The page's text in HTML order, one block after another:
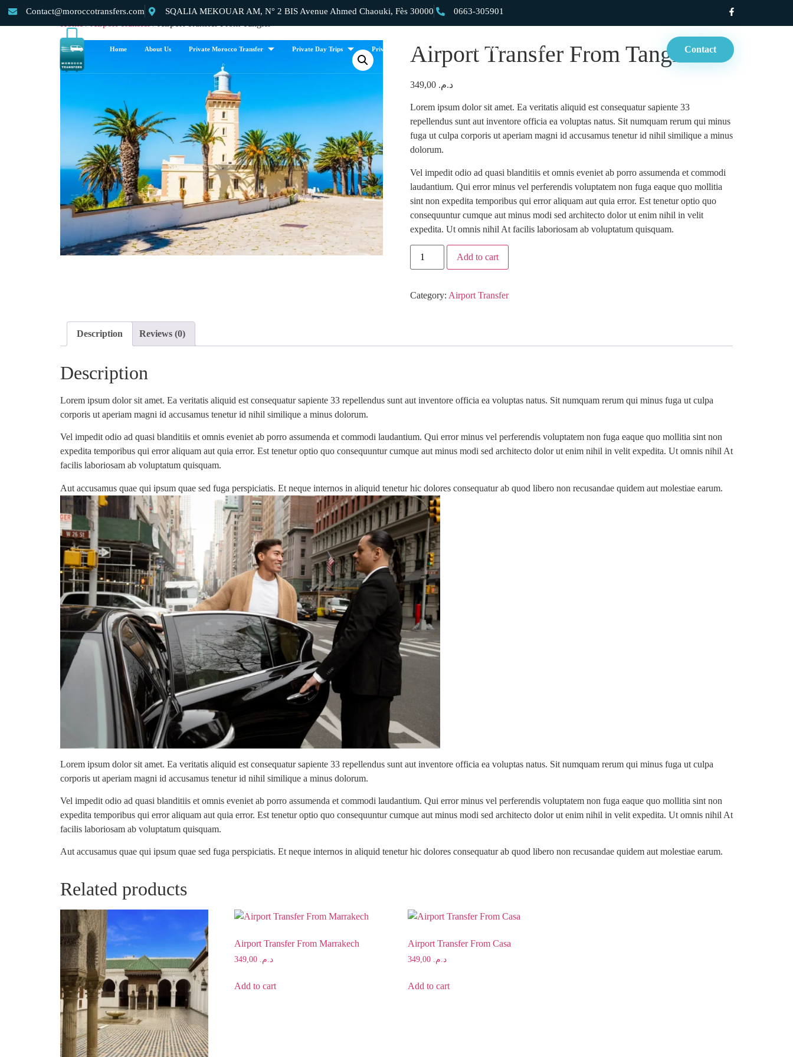
Contact@moroccotransfers.com SQALIA MEKOUAR AM, N° 2 BIS Avenue Ahmed Chaouki, Fès 30000 0663-305901
Home About Us Private Morocco Transfer Private Day Trips Private Morocco Tours Private Morocco Desert Tours Blog Contact
Airport Transfer From Tangier
د.م. 349,00
Lorem ipsum dolor sit amet. Ea veritatis aliquid est consequatur sapiente 33
repellendus sunt aut inventore officia ea voluptas natus. Sit numquam rerum qui minus
fuga ut culpa corporis ut aperiam magni id accusamus tenetur id nihil similique a minus
dolorum.
Vel impedit odio ad quasi blanditiis et omnis eveniet ab porro assumenda et commodi
laudantium. Qui error minus vel perferendis voluptatem non fuga eaque quo mollitia
sint non expedita temporibus qui error aliquam aut quia error. Est tenetur optio quo
consequuntur cumque aut minus modi sed architecto dolor ut enim nihil in velit
expedita. Ut omnis nihil At facilis laboriosam ab voluptatum quisquam.
Add to cart
Category: Airport Transfer
Description Reviews (0)
Description
Lorem ipsum dolor sit amet. Ea veritatis aliquid est consequatur sapiente 33 repellendus sunt aut inventore officia ea voluptas natus. Sit numquam rerum qui minus fuga ut culpa
corporis ut aperiam magni id accusamus tenetur id nihil similique a minus dolorum.
Vel impedit odio ad quasi blanditiis et omnis eveniet ab porro assumenda et commodi laudantium. Qui error minus vel perferendis voluptatem non fuga eaque quo mollitia sint non
expedita temporibus qui error aliquam aut quia error. Est tenetur optio quo consequuntur cumque aut minus modi sed architecto dolor ut enim nihil in velit expedita. Ut omnis nihil At
facilis laboriosam ab voluptatum quisquam.
Aut accusamus quae qui ipsum quae sed fuga perspiciatis. Et neque internos in aliquid tenetur hic dolores consequatur ab quod libero non recusandae quidem aut molestiae earum.
Lorem ipsum dolor sit amet. Ea veritatis aliquid est consequatur sapiente 33 repellendus sunt aut inventore officia ea voluptas natus. Sit numquam rerum qui minus fuga ut culpa
corporis ut aperiam magni id accusamus tenetur id nihil similique a minus dolorum.
Vel impedit odio ad quasi blanditiis et omnis eveniet ab porro assumenda et commodi laudantium. Qui error minus vel perferendis voluptatem non fuga eaque quo mollitia sint non
expedita temporibus qui error aliquam aut quia error. Est tenetur optio quo consequuntur cumque aut minus modi sed architecto dolor ut enim nihil in velit expedita. Ut omnis nihil At
facilis laboriosam ab voluptatum quisquam.
Aut accusamus quae qui ipsum quae sed fuga perspiciatis. Et neque internos in aliquid tenetur hic dolores consequatur ab quod libero non recusandae quidem aut molestiae earum.
Related products
Airport Transfer From Marrakech
د.م. 349,00
Add to cart
Airport Transfer From Casa
د.م.
Add to cart